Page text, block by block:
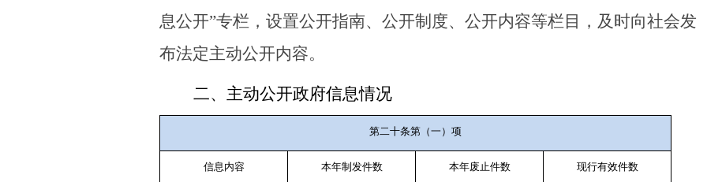
息公开”专栏，设置公开指南、公开制度、公开内容等栏目，及时向社会发
布法定主动公开内容。
二、主动公开政府信息情况
第二十条第（一）项
信息内容 本年制发件数 本年废止件数 现行有效件数